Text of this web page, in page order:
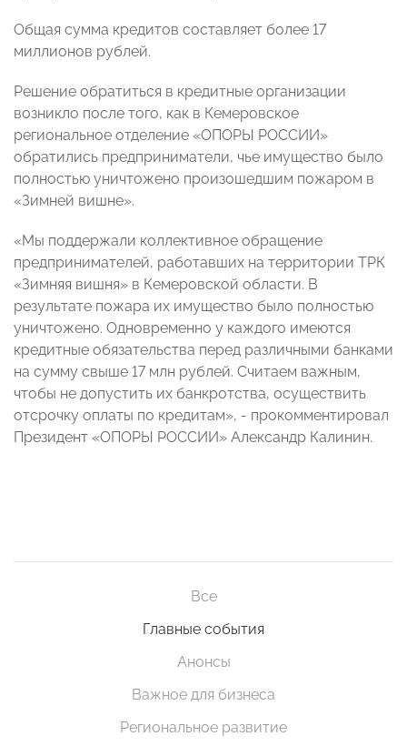
Общая сумма кредитов составляет более 17
миллионов рублей.
Решение обратиться в кредитные организации
возникло после того, как в Кемеровское
региональное отделение «ОПОРЫ РОССИИ»
обратились предприниматели, чье имущество было
полностью уничтожено произошедшим пожаром в
«Зимней вишне».
«Мы поддержали коллективное обращение
предпринимателей, работавших на территории ТРК
«Зимняя вишня» в Кемеровской области. В
результате пожара их имущество было полностью
уничтожено. Одновременно у каждого имеются
кредитные обязательства перед различными банками
на сумму свыше 17 млн рублей. Считаем важным,
чтобы не допустить их банкротства, осуществить
отсрочку оплаты по кредитам», - прокомментировал
Президент «ОПОРЫ РОССИИ» Александр Калинин.
Все
Главные события
Анонсы
Важное для бизнеса
Региональное развитие